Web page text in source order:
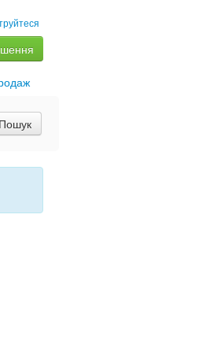
Пошук